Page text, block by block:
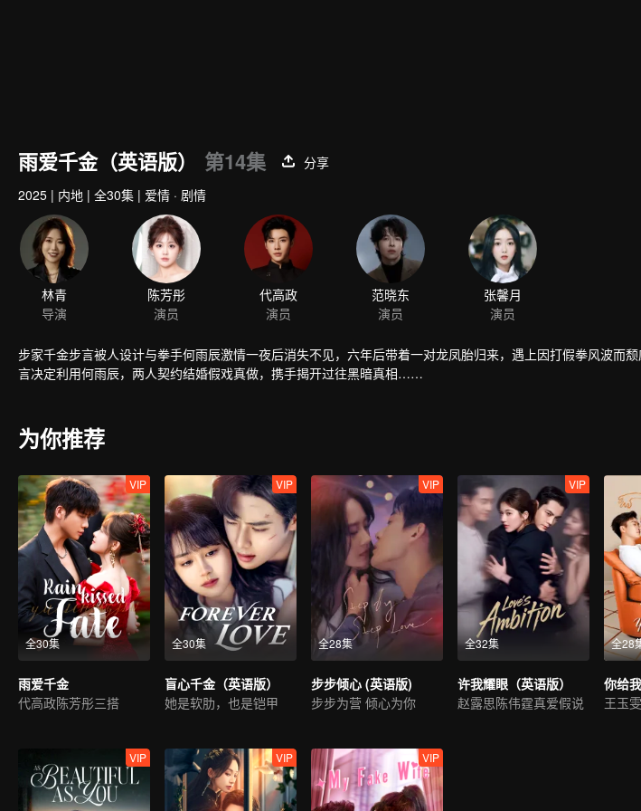
雨爱千金（英语版） 第14集
分享
2025 | 内地 | 全30集 | 爱情 · 剧情
林青
导演
陈芳彤
演员
代高政
演员
范晓东
演员
张馨月
演员
步家千金步言被人设计与拳手何雨辰激情一夜后消失不见，六年后带着一对龙凤胎归来，遇上因打假拳风波而
言决定利用何雨辰，两人契约结婚假戏真做，携手揭开过往黑暗真相……
为你推荐
全30集
VIP
雨爱千金
代高政陈芳彤三搭
全30集
VIP
盲心千金（英语版）
她是软肋，也是铠甲
全28集
VIP
步步倾心 (英语版)
步步为营 倾心为你
全32集
VIP
许我耀眼（英语版）
赵露思陈伟霆真爱假说
全28
王玉
VIP VIP VIP